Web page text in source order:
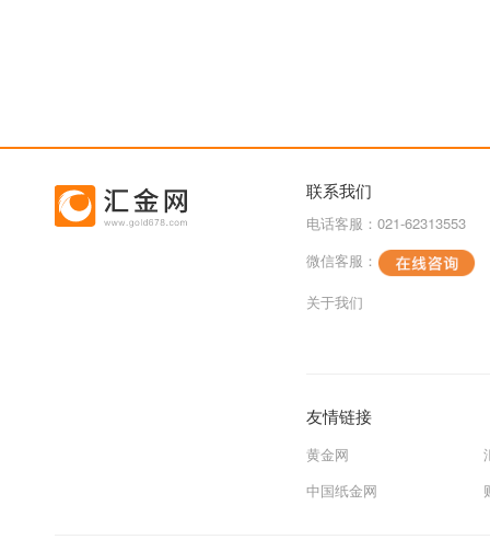
联系我们
电话客服：021-62313553
微信客服：
关于我们
友情链接
黄金网
中国纸金网